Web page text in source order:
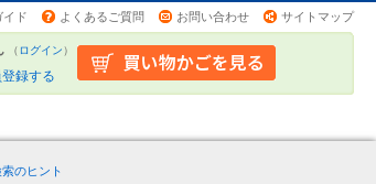
イド よくあるご質問 お問い合わせ サイトマップ
（ログイン）
録する
索のヒント